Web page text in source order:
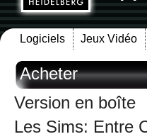
Logiciels Jeux Vidéo
Acheter
Version en boîte
Les Sims: Entre